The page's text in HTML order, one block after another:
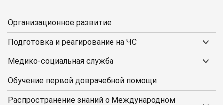
Организационное развитие
Подготовка и реагирование на ЧС
Медико-социальная служба
Обучение первой доврачебной помощи
Распространение знаний о Международном